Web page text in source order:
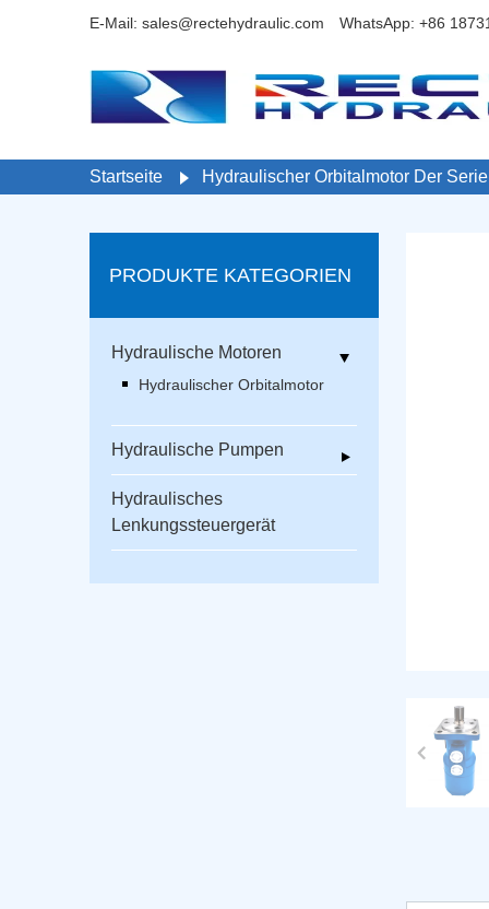
E-Mail: sales@rectehydraulic.com WhatsApp: +86
Startseite Hydraulischer Orbitalmotor Der
PRODUKTE KATEGORIEN
Hydraulische Motoren
Hydraulischer Orbitalmotor
Hydraulische Pumpen
Hydraulisches
Lenkungssteuergerät